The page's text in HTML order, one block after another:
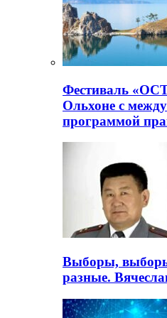
Фестиваль
Ольхоне с
программой
Выборы,
разные.